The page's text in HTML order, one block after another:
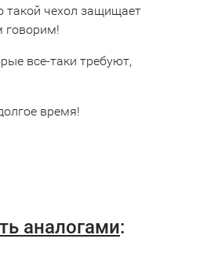
такой чехол защищает
говорим!
все-таки требуют,
время!
аналогами: